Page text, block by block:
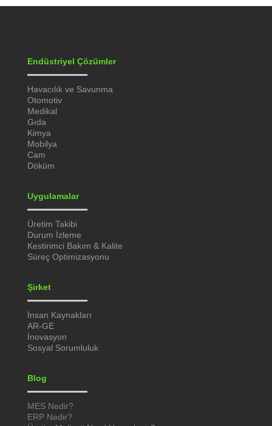
Endüstriyel Çözümler
Havacılık ve Savunma
Otomotiv
Medikal
Gıda
Kimya
Mobilya
Cam
Döküm
Uygulamalar
Üretim Takibi
Durum İzleme
Kestirimci Bakım & Kalite
Süreç Optimizasyonu
Şirket
İnsan Kaynakları
AR-GE
İnovasyon
Sosyal Sorumluluk
Blog
MES Nedir?
ERP Nedir?